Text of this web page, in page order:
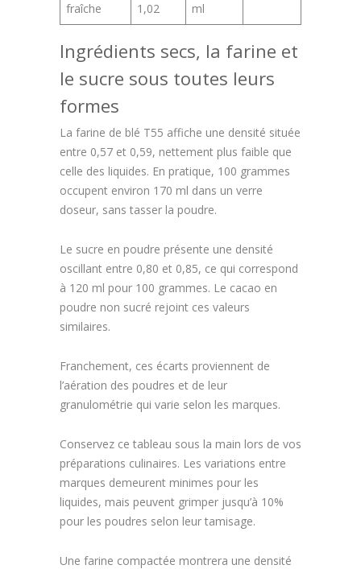
fraîche
1,02
ml
Ingrédients secs, la farine et
le sucre sous toutes leurs
formes
La farine de blé T55 affiche une densité située
entre 0,57 et 0,59, nettement plus faible que
celle des liquides. En pratique, 100 grammes
occupent environ 170 ml dans un verre
doseur, sans tasser la poudre.
Le sucre en poudre présente une densité
oscillant entre 0,80 et 0,85, ce qui correspond
à 120 ml pour 100 grammes. Le cacao en
poudre non sucré rejoint ces valeurs
similaires.
Franchement, ces écarts proviennent de
l’aération des poudres et de leur
granulométrie qui varie selon les marques.
Conservez ce tableau sous la main lors de vos
préparations culinaires. Les variations entre
marques demeurent minimes pour les
liquides, mais peuvent grimper jusqu’à 10%
pour les poudres selon leur tamisage.
Une farine compactée montrera une densité